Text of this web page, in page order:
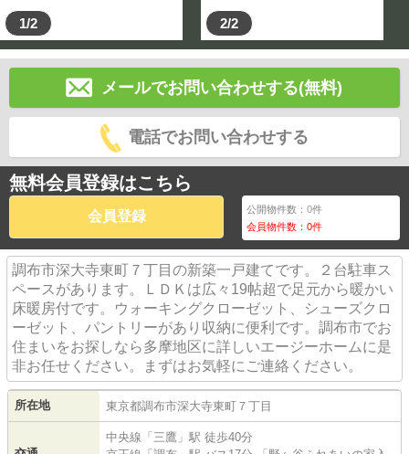
1/2 2/2
メールでお問い合わせする(無料)
電話でお問い合わせする
無料会員登録はこちら
会員登録 公開物件数：0件
会員物件数：0件
調布市深大寺東町７丁目の新築一戸建てです。２台駐車ス
ペースがあります。ＬＤＫは広々19帖超で足元から暖かい
床暖房付です。ウォーキングクローゼット、シューズクロ
ーゼット、パントリーがあり収納に便利です。調布市でお
住まいをお探しなら多摩地区に詳しいエージーホームに是
非お任せください。まずはお気軽にご連絡ください。
所在地 東京都調布市深大寺東町 ７丁目
中央線 「 三鷹 」駅 徒歩40分